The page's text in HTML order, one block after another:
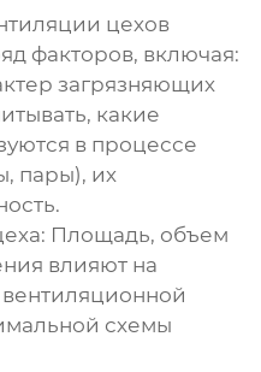
цехов
факторов, включая:
загрязняющих
какие
в процессе
пары), их
Площадь, объем
влияют на
схемы